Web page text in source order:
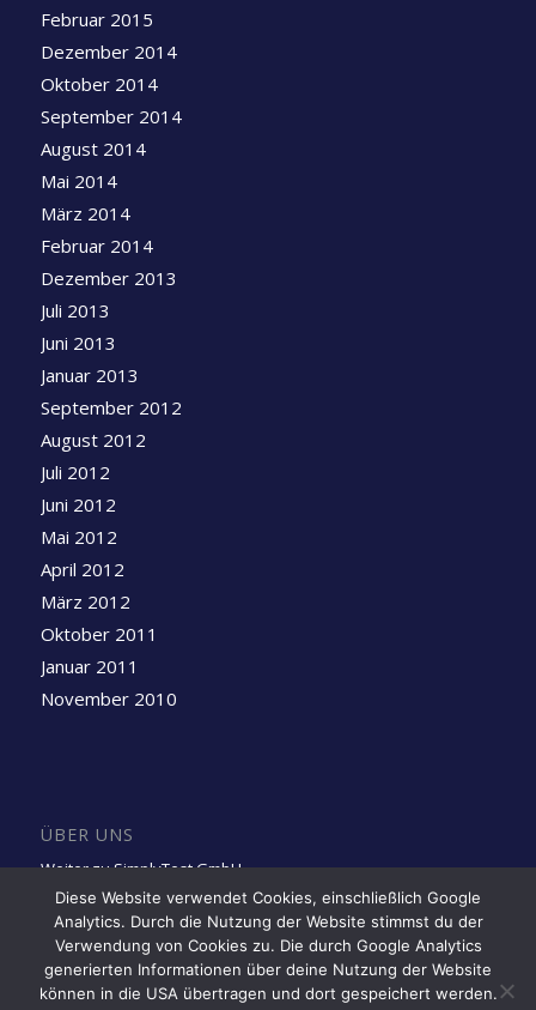
Februar 2015
Dezember 2014
Oktober 2014
September 2014
August 2014
Mai 2014
März 2014
Februar 2014
Dezember 2013
Juli 2013
Juni 2013
Januar 2013
September 2012
August 2012
Juli 2012
Juni 2012
Mai 2012
April 2012
März 2012
Oktober 2011
Januar 2011
November 2010
ÜBER UNS
Weiter zu SimplyTest GmbH
Folge uns auf LinkedIn
Diese Website verwendet Cookies, einschließlich Google
Analytics. Durch die Nutzung der Website stimmst du der
Verwendung von Cookies zu. Die durch Google Analytics
generierten Informationen über deine Nutzung der Website
können in die USA übertragen und dort gespeichert werden.